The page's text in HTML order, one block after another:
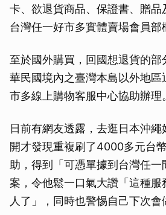
卡、欲退貨商品、保證書、贈品
台灣任一好市多實體賣場會員部
至於國外購買，回國想退貨的部
華民國境內之臺灣本島以外地
市多線上購物客服中心協助辦理
日前有網友透露，去逛日本沖
開才發現重複刷了4000多元台
助，得到「可憑單據到台灣任
案，令他鬆一口氣大讚「這種
人了」，同時也警惕自己下次會